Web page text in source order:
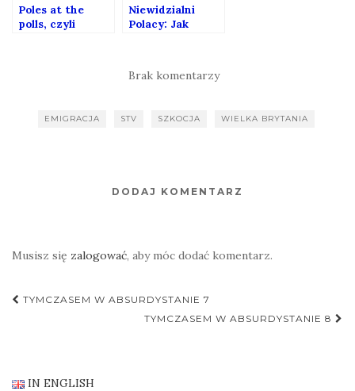
Poles at the
polls, czyli
Niewidzialni
Polacy: Jak
Szkocji
Brak komentarzy
EMIGRACJA STV SZKOCJA WIELKA BRYTANIA
DODAJ KOMENTARZ
Musisz się zalogować, aby móc dodać komentarz.
Nawigacja
TYMCZASEM W ABSURDYSTANIE 7
TYMCZASEM W ABSURDYSTANIE 8
IN ENGLISH